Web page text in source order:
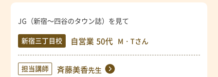
JG（新宿～四谷のタウン誌）を見て
新宿三丁目校 自営業 50代 M・Tさん
担当講師 斉藤美香先生